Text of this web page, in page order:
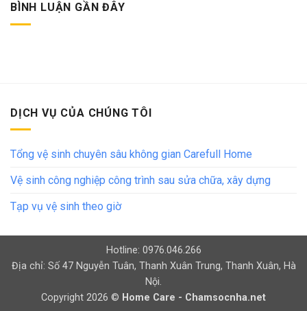
BÌNH LUẬN GẦN ĐÂY
DỊCH VỤ CỦA CHÚNG TÔI
Tổng vệ sinh chuyên sâu không gian Carefull Home
Vệ sinh công nghiệp công trình sau sửa chữa, xây dựng
Tạp vụ vệ sinh theo giờ
Hotline: 0976.046.266
Địa chỉ: Số 47 Nguyễn Tuân, Thanh Xuân Trung, Thanh Xuân, Hà
Nội.
Copyright 2026 © Home Care - Chamsocnha.net